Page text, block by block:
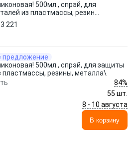
500мл., спрэй, для
из пластмассы, резины,
221
предложение
500мл., спрэй, для защиты
пластмассы, резины, металла\
84%
55 шт.
8 - 10 августа
В корзину